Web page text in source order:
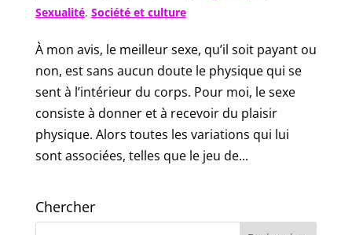
Sexualité, Société et culture
À mon avis, le meilleur sexe, qu’il soit payant ou
non, est sans aucun doute le physique qui se
sent à l’intérieur du corps. Pour moi, le sexe
consiste à donner et à recevoir du plaisir
physique. Alors toutes les variations qui lui
sont associées, telles que le jeu de...
Chercher